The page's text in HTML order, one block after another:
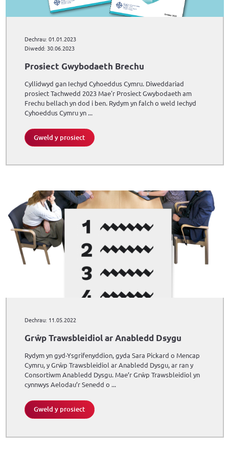
Dechrau: 01.01.2023
Diwedd: 30.06.2023
Prosiect Gwybodaeth Brechu
Cyllidwyd gan Iechyd Cyhoeddus Cymru. Diweddariad
prosiect Tachwedd 2023 Mae'r Prosiect Gwybodaeth am
Frechu bellach yn dod i ben. Rydym yn falch o weld Iechyd
Cyhoeddus Cymru yn ...
Gweld y prosiect
Dechrau: 11.05.2022
Grŵp Trawsbleidiol ar Anabledd Dsygu
Rydym yn gyd-Ysgrifenyddion, gyda Sara Pickard o Mencap
Cymru, y Grŵp Trawsbleidiol ar Anabledd Dysgu, ar ran y
Consortiwm Anabledd Dysgu. Mae’r Grŵp Trawsbleidiol yn
cynnwys Aelodau’r Senedd o ...
Gweld y prosiect